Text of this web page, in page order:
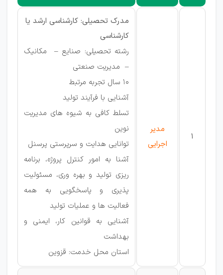
1
مدیر
اجرایی
مدرک تحصیلی: کارشناسی ارشد یا
کارشناسی
رشته تحصیلی: صنایع – مکانیک
– مدیریت صنعتی
10 سال تجربه مرتبط
آشنایی با فرآیند تولید
تسلط کافی به شیوه های مدیریت
نوین
توانایی هدایت و سرپرستی پرسنل
آشنا به امور کنترل پروژه، برنامه
ریزی تولید و بهره وری، مسئولیت
پذیری و پاسخگویی به همه
فعالیت ها و عملیات تولید
آشنایی به قوانین کار، ایمنی و
بهداشت
استان محل خدمت: قزوین